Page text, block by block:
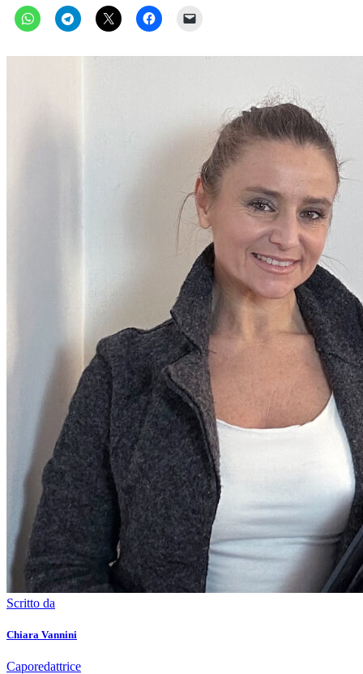
Scritto da
Chiara Vannini
Caporedattrice